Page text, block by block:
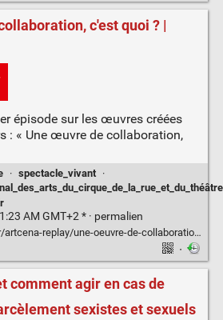
c'est quoi ? |
épisode sur les œuvres créées
: « Une œuvre de collaboration,
· spectacle_vivant ·
AM GMT+2 * · permalien
replay/une-oeuvre-de-collaboration-cest-quoi
·
comment agir en cas de
sexistes et sexuels